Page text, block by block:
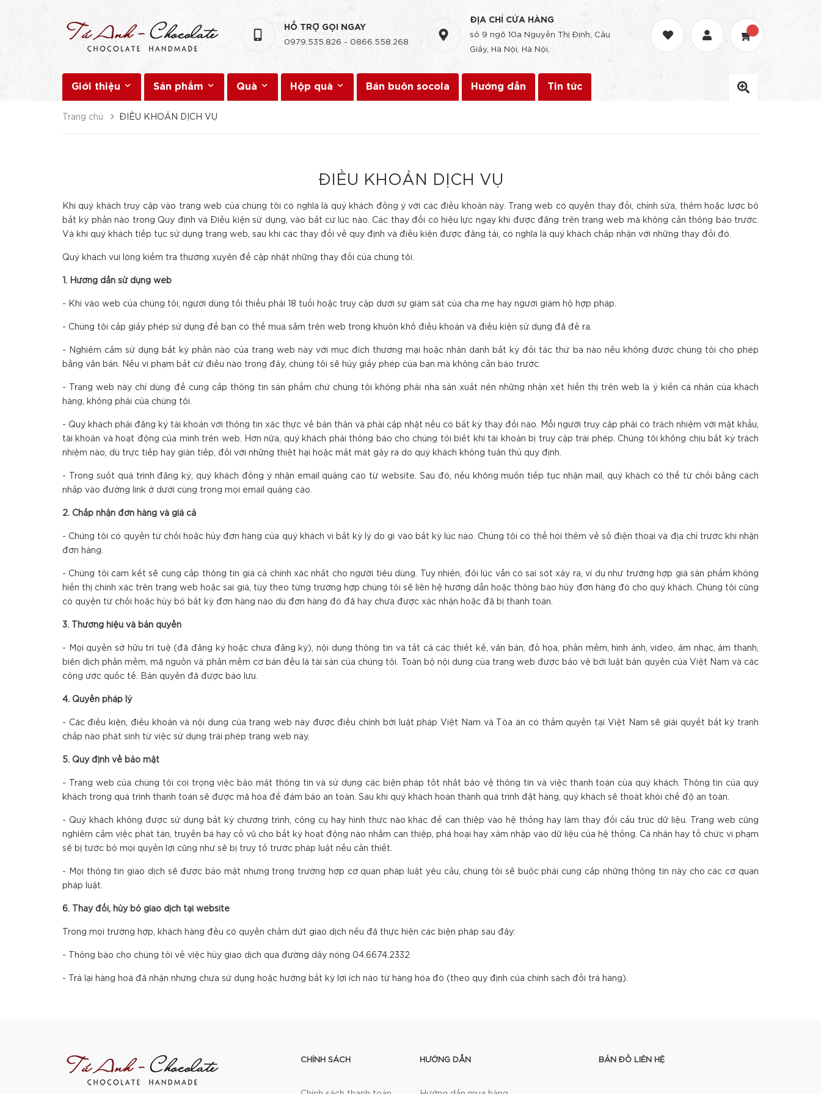
HỖ TRỢ GỌI NGAY
0979.535.826 - 0866.558.268
ĐỊA CHỈ CỬA HÀNG
số 9 ngõ 10a Nguyễn Thị Định, Cầu
Giấy, Hà Nội, Hà Nội,
Giới thiệu Sản phẩm Quà Hộp quà Bán buôn socola Hướng dẫn Tin tức
Trang chủ ĐIỀU KHOẢN DỊCH VỤ
ĐIỀU KHOẢN DỊCH VỤ
Khi quý khách truy cập vào trang web của chúng tôi có nghĩa là quý khách đồng ý với các điều khoản này. Trang web có quyền thay đổi, chỉnh sửa, thêm hoặc lược bỏ
bất kỳ phần nào trong Quy định và Điều kiện sử dụng, vào bất cứ lúc nào. Các thay đổi có hiệu lực ngay khi được đăng trên trang web mà không cần thông báo trước.
Và khi quý khách tiếp tục sử dụng trang web, sau khi các thay đổi về quy định và điều kiện được đăng tải, có nghĩa là quý khách chấp nhận với những thay đổi đó.
Quý khách vui lòng kiểm tra thường xuyên để cập nhật những thay đổi của chúng tôi.
1. Hướng dẫn sử dụng web
- Khi vào web của chúng tôi, người dùng tối thiểu phải 18 tuổi hoặc truy cập dưới sự giám sát của cha mẹ hay người giám hộ hợp pháp.
- Chúng tôi cấp giấy phép sử dụng để bạn có thể mua sắm trên web trong khuôn khổ điều khoản và điều kiện sử dụng đã đề ra.
- Nghiêm cấm sử dụng bất kỳ phần nào của trang web này với mục đích thương mại hoặc nhân danh bất kỳ đối tác thứ ba nào nếu không được chúng tôi cho phép
bằng văn bản. Nếu vi phạm bất cứ điều nào trong đây, chúng tôi sẽ hủy giấy phép của bạn mà không cần báo trước.
- Trang web này chỉ dùng để cung cấp thông tin sản phẩm chứ chúng tôi không phải nhà sản xuất nên những nhận xét hiển thị trên web là ý kiến cá nhân của khách
hàng, không phải của chúng tôi.
- Quý khách phải đăng ký tài khoản với thông tin xác thực về bản thân và phải cập nhật nếu có bất kỳ thay đổi nào. Mỗi người truy cập phải có trách nhiệm với mật khẩu,
tài khoản và hoạt động của mình trên web. Hơn nữa, quý khách phải thông báo cho chúng tôi biết khi tài khoản bị truy cập trái phép. Chúng tôi không chịu bất kỳ trách
nhiệm nào, dù trực tiếp hay gián tiếp, đối với những thiệt hại hoặc mất mát gây ra do quý khách không tuân thủ quy định.
- Trong suốt quá trình đăng ký, quý khách đồng ý nhận email quảng cáo từ website. Sau đó, nếu không muốn tiếp tục nhận mail, quý khách có thể từ chối bằng cách
nhấp vào đường link ở dưới cùng trong mọi email quảng cáo.
2. Chấp nhận đơn hàng và giá cả
- Chúng tôi có quyền từ chối hoặc hủy đơn hàng của quý khách vì bất kỳ lý do gì vào bất kỳ lúc nào. Chúng tôi có thể hỏi thêm về số điện thoại và địa chỉ trước khi nhận
đơn hàng.
- Chúng tôi cam kết sẽ cung cấp thông tin giá cả chính xác nhất cho người tiêu dùng. Tuy nhiên, đôi lúc vẫn có sai sót xảy ra, ví dụ như trường hợp giá sản phẩm không
hiển thị chính xác trên trang web hoặc sai giá, tùy theo từng trường hợp chúng tôi sẽ liên hệ hướng dẫn hoặc thông báo hủy đơn hàng đó cho quý khách. Chúng tôi cũng
có quyền từ chối hoặc hủy bỏ bất kỳ đơn hàng nào dù đơn hàng đó đã hay chưa được xác nhận hoặc đã bị thanh toán.
3. Thương hiệu và bản quyền
- Mọi quyền sở hữu trí tuệ (đã đăng ký hoặc chưa đăng ký), nội dung thông tin và tất cả các thiết kế, văn bản, đồ họa, phần mềm, hình ảnh, video, âm nhạc, âm thanh,
biên dịch phần mềm, mã nguồn và phần mềm cơ bản đều là tài sản của chúng tôi. Toàn bộ nội dung của trang web được bảo vệ bởi luật bản quyền của Việt Nam và các
công ước quốc tế. Bản quyền đã được bảo lưu.
4. Quyền pháp lý
- Các điều kiện, điều khoản và nội dung của trang web này được điều chỉnh bởi luật pháp Việt Nam và Tòa án có thẩm quyền tại Việt Nam sẽ giải quyết bất kỳ tranh
chấp nào phát sinh từ việc sử dụng trái phép trang web này.
5. Quy định về bảo mật
- Trang web của chúng tôi coi trọng việc bảo mật thông tin và sử dụng các biện pháp tốt nhất bảo vệ thông tin và việc thanh toán của quý khách. Thông tin của quý
khách trong quá trình thanh toán sẽ được mã hóa để đảm bảo an toàn. Sau khi quý khách hoàn thành quá trình đặt hàng, quý khách sẽ thoát khỏi chế độ an toàn.
- Quý khách không được sử dụng bất kỳ chương trình, công cụ hay hình thức nào khác để can thiệp vào hệ thống hay làm thay đổi cấu trúc dữ liệu. Trang web cũng
nghiêm cấm việc phát tán, truyền bá hay cổ vũ cho bất kỳ hoạt động nào nhằm can thiệp, phá hoại hay xâm nhập vào dữ liệu của hệ thống. Cá nhân hay tổ chức vi phạm
sẽ bị tước bỏ mọi quyền lợi cũng như sẽ bị truy tố trước pháp luật nếu cần thiết.
- Mọi thông tin giao dịch sẽ được bảo mật nhưng trong trường hợp cơ quan pháp luật yêu cầu, chúng tôi sẽ buộc phải cung cấp những thông tin này cho các cơ quan
pháp luật.
6. Thay đổi, hủy bỏ giao dịch tại website
Trong mọi trường hợp, khách hàng đều có quyền chấm dứt giao dịch nếu đã thực hiện các biện pháp sau đây:
- Thông báo cho chúng tôi về việc hủy giao dịch qua đường dây nóng 04.6674.2332
- Trả lại hàng hoá đã nhận nhưng chưa sử dụng hoặc hưởng bất kỳ lợi ích nào từ hàng hóa đó (theo quy định của chính sách đổi trả hàng).
CHÍNH SÁCH HƯỚNG DẪN BẢN ĐỒ LIÊN HỆ